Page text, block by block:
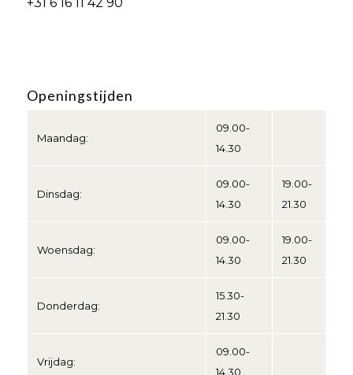
Openingstijden
Maandag:
09.00-
14.30
Dinsdag:
09.00-
14.30
19.00-
21.30
Woensdag:
09.00-
14.30
19.00-
21.30
Donderdag:
15.30-
21.30
Vrijdag:
09.00-
14.30